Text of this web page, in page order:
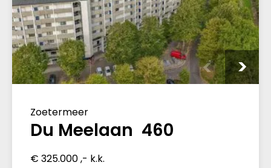
Zoetermeer
Du Meelaan 460
€ 325.000 ,- k.k.